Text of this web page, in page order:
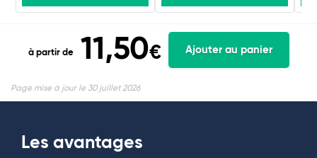
à partir de 11,50€ Ajouter au panier
Page mise à jour le 30 juillet 2026
Les avantages